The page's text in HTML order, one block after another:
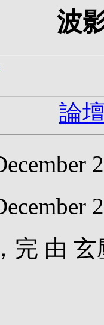
波
論
完 由 玄